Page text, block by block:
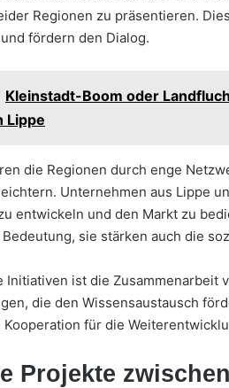
Regionen zu präsentieren.
fördern den Dialog.
Kleinstadt-Boom oder
Lippe
die Regionen durch enge
Unternehmen aus Lippe
entwickeln und den Markt zu
sie stärken auch die
Initiativen ist die Zusammenarbeit
die den Wissensaustausch
für die
Projekte